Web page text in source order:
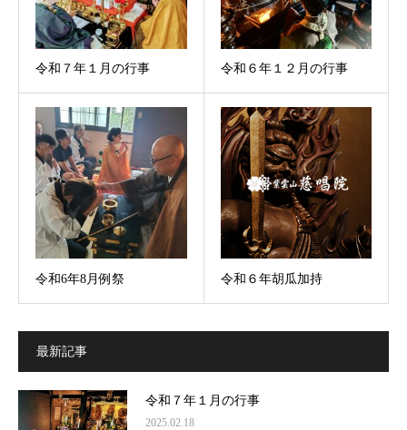
令和７年１月の行事 令和６年１２月の行事
令和6年8月例祭 令和６年胡瓜加持
最新記事
令和７年１月の行事
2025.02.18